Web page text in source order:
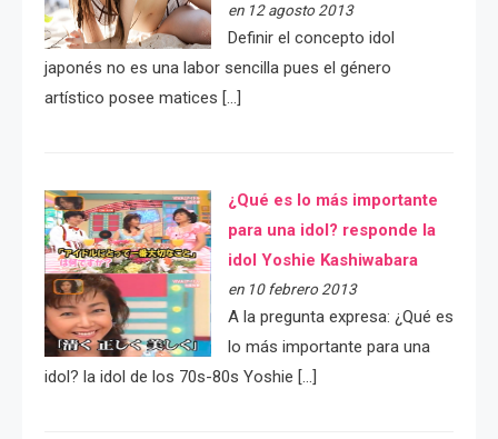
en 12 agosto 2013
Definir el concepto idol
japonés no es una labor sencilla pues el género
artístico posee matices […]
¿Qué es lo más importante
para una idol? responde la
idol Yoshie Kashiwabara
en 10 febrero 2013
A la pregunta expresa: ¿Qué es
lo más importante para una
idol? la idol de los 70s-80s Yoshie […]